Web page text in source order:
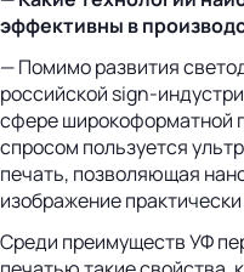
эффективны в
— Помимо развития
российской sign-
сфере широкоформатной
спросом пользуется
печать, позволяющая
изображение
Среди преимуществ УФ